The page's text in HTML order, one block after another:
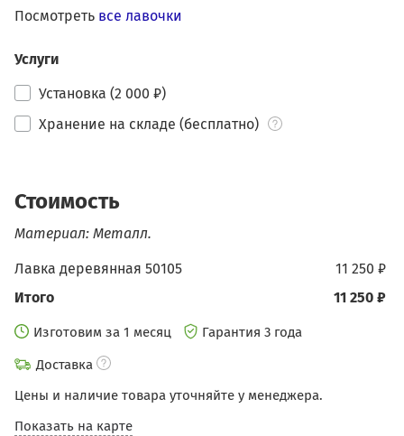
Посмотреть все лавочки
Услуги
Установка (2 000 ₽)
Хранение на складе (бесплатно)
Стоимость
Материал: Металл.
11 250 ₽
Лавка деревянная 50105
11 250 ₽
Итого
Изготовим за 1 месяц
Гарантия 3 года
Доставка
Цены и наличие товара уточняйте у менеджера.
Показать на карте